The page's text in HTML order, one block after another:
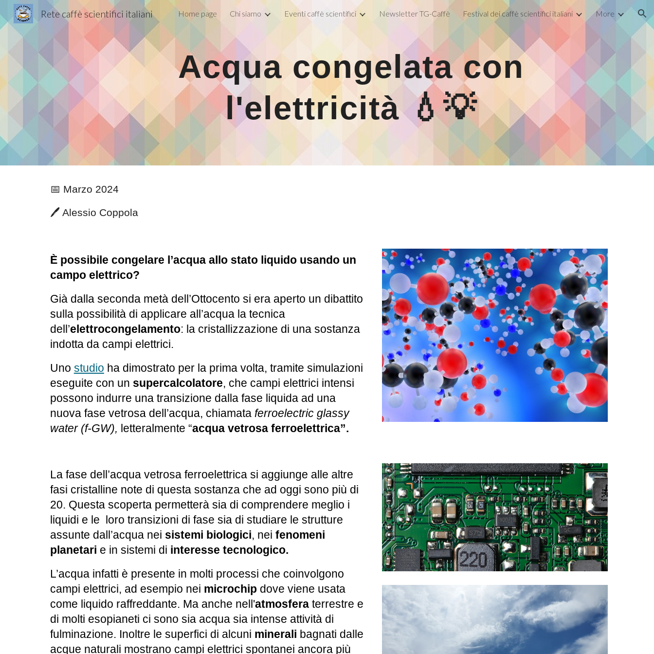
Skip to main content Skip to navigation
Rete caffè scientifici italiani Home page Chi siamo Eventi caffè scientifici Newsletter TG-Caffè Festival dei caffè scientifici italiani More
Acqua congelata con
l'elettricità 💧💡
📅 Marzo 2024
🖊️ Alessio Coppola
È possibile congelare l’acqua allo stato liquido usando un
campo elettrico?
Già dalla seconda metà dell’Ottocento si era aperto un dibattito
sulla possibilità di applicare all’acqua la tecnica
dell’elettrocongelamento: la cristallizzazione di una sostanza
indotta da campi elettrici.
Uno studio ha dimostrato per la prima volta, tramite simulazioni
eseguite con un supercalcolatore, che campi elettrici intensi
possono indurre una transizione dalla fase liquida ad una
nuova fase vetrosa dell’acqua, chiamata ferroelectric glassy
water (f-GW), letteralmente “acqua vetrosa ferroelettrica”.
La fase dell’acqua vetrosa ferroelettrica si aggiunge alle altre
fasi cristalline note di questa sostanza che ad oggi sono più di
20. Questa scoperta permetterà sia di comprendere meglio i
liquidi e le loro transizioni di fase sia di studiare le strutture
assunte dall’acqua nei sistemi biologici, nei fenomeni
planetari e in sistemi di interesse tecnologico.
L’acqua infatti è presente in molti processi che coinvolgono
campi elettrici, ad esempio nei microchipdove viene usata
come liquido raffreddante. Ma anche nell'atmosferaterrestre e
di molti esopianeti ci sono sia acqua sia intense attività di
fulminazione. Inoltre le superfici di alcuni minerali bagnati dalle
acque naturali mostrano campi elettrici spontanei ancora più